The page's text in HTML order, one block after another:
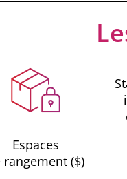
Espaces
rangement ($)